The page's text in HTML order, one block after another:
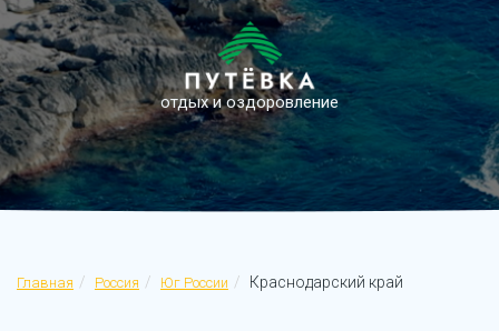
отдых и оздоровление
Главная Россия Юг России Краснодарский край